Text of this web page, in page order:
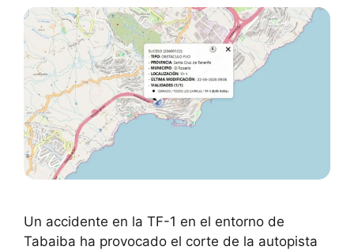
Un accidente en la TF-1 en el entorno de
Tabaiba ha provocado el corte de la autopista